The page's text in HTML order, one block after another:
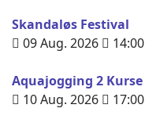
Skandaløs Festival
09 Aug. 2026
14:00
Aquajogging 2 Kurse
10 Aug. 2026
17:00